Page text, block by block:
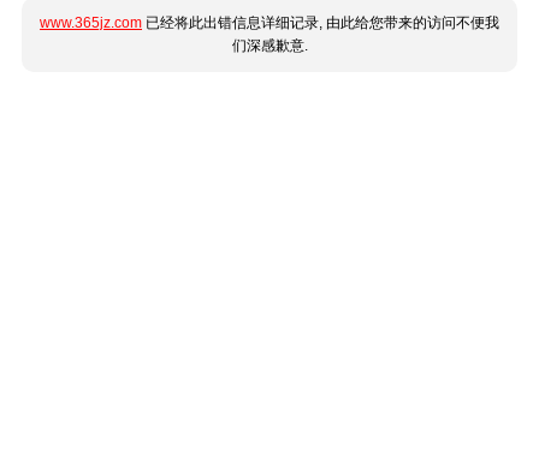
www.365jz.com 已经将此出错信息详细记录, 由此给您带来的访问不便我
们深感歉意.